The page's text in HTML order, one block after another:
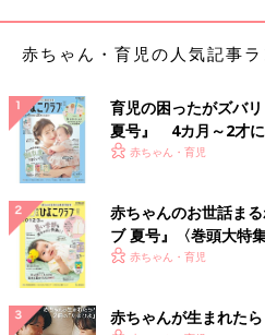
赤ちゃん・育児の人気記事
育児の困ったがズバ
夏号』 4カ月～2才に
いっぱい！
赤ちゃん・育児
赤ちゃんのお世話ま
ブ 夏号』〈巻頭大特
く！ おっぱい・ミル
赤ちゃん・育児
赤ちゃんが生まれた